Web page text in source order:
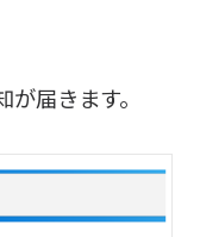
届きます。